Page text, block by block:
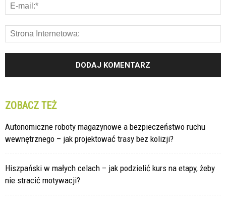
ZOBACZ TEŻ
Autonomiczne roboty magazynowe a bezpieczeństwo ruchu
wewnętrznego – jak projektować trasy bez kolizji?
Hiszpański w małych celach – jak podzielić kurs na etapy, żeby
nie stracić motywacji?